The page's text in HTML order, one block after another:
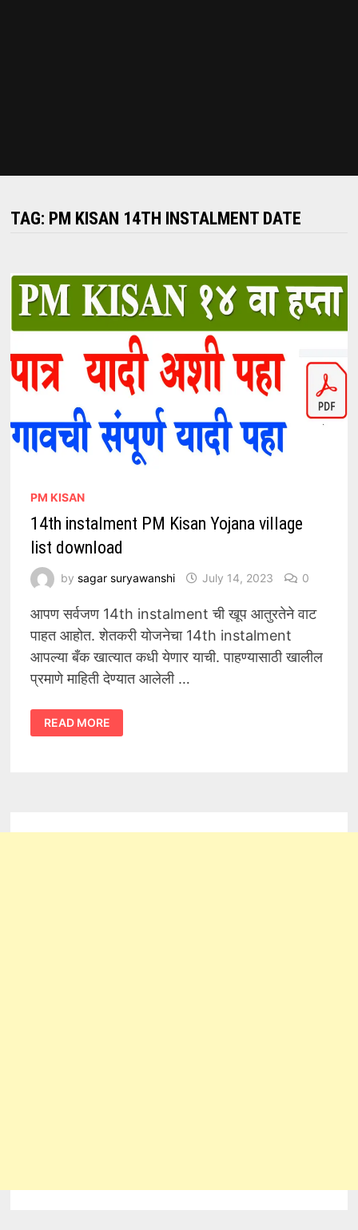
TAG: PM KISAN 14TH INSTALMENT DATE
PM KISAN
14th instalment PM Kisan Yojana village
list download
by sagar suryawanshi July 14, 2023 0
आपण सर्वजण 14th instalment ची खूप आतुरतेने वाट
पाहत आहोत. शेतकरी योजनेचा 14th instalment
आपल्या बँक खात्यात कधी येणार याची. पाहण्यासाठी खालील
प्रमाणे माहिती देण्यात आलेली …
14TH
INSTALMENT
PM
READ MORE